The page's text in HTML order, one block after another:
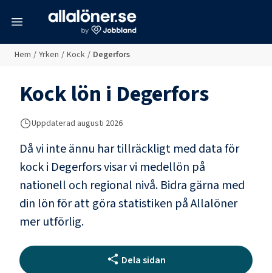
Hem / Yrken / Kock / Degerfors
Kocklön i Degerfors
Uppdaterad augusti 2026
Då vi inte ännu har tillräckligt med data för
kocki Degerforsvisar vi medellön på
nationell och regional nivå. Bidra gärna med
din lön för att göra statistiken på Allalöner
mer utförlig.
Dela sidan